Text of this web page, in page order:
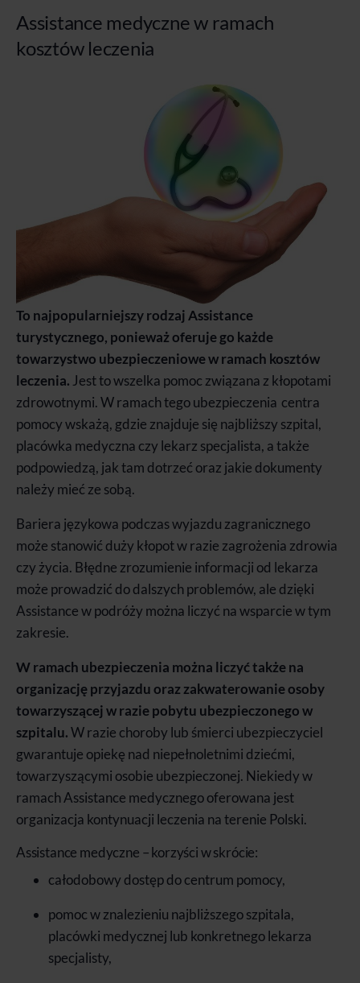
Assistance medyczne w ramach
kosztów leczenia
To najpopularniejszy rodzaj Assistance
turystycznego, ponieważ oferuje go każde
towarzystwo ubezpieczeniowe w ramach kosztów
leczenia. Jest to wszelka pomoc związana z kłopotami
zdrowotnymi. W ramach tego ubezpieczenia centra
pomocy wskażą, gdzie znajduje się najbliższy szpital,
placówka medyczna czy lekarz specjalista, a także
podpowiedzą, jak tam dotrzeć oraz jakie dokumenty
należy mieć ze sobą.
Bariera językowa podczas wyjazdu zagranicznego
może stanowić duży kłopot w razie zagrożenia zdrowia
czy życia. Błędne zrozumienie informacji od lekarza
może prowadzić do dalszych problemów, ale dzięki
Assistance w podróży można liczyć na wsparcie w tym
zakresie.
W ramach ubezpieczenia można liczyć także na
organizację przyjazdu oraz zakwaterowanie osoby
towarzyszącej w razie pobytu ubezpieczonego w
szpitalu.W razie choroby lub śmierci ubezpieczyciel
gwarantuje opiekę nad niepełnoletnimi dziećmi,
towarzyszącymi osobie ubezpieczonej. Niekiedy w
ramach Assistance medycznego oferowana jest
organizacja kontynuacji leczenia na terenie Polski.
Assistance medyczne – korzyści w skrócie:
całodobowy dostęp do centrum pomocy,
pomoc w znalezieniu najbliższego szpitala,
placówki medycznej lub konkretnego lekarza
specjalisty,